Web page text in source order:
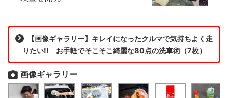
【画像ギャラリー】キレイになったクルマで気持ちよく走
りたい!! お手軽でそこそこ綺麗な80点の洗車術（7枚）
画像ギャラリー